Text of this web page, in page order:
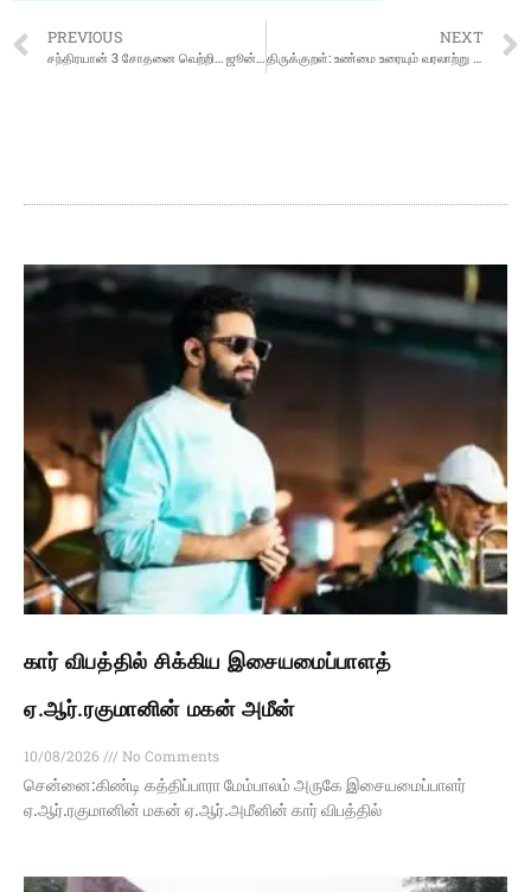
PREVIOUS NEXT
கார் விபத்தில் சிக்கிய இசையமைப்பாளத்
ஏ.ஆர்.ரகுமானின் மகன் அமீன்
10/08/2026
No Comments
சென்னை:கிண்டி கத்திப்பாரா மேம்பாலம் அருகே இசையமைப்பாளர்
ஏ.ஆர்.ரகுமானின் மகன் ஏ.ஆர்.அமீனின் கார் விபத்தில்